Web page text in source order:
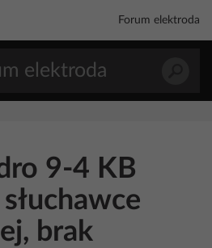
Forum elektroda
9-4 KB
brak